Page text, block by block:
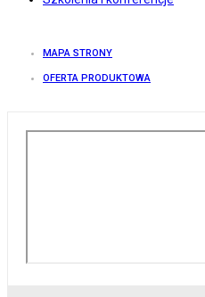
MAPA STRONY
OFERTA PRODUKTOWA